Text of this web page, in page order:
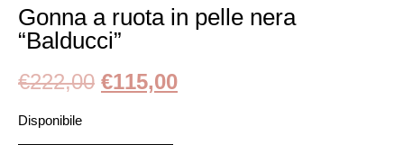
Gonna a ruota in pelle nera
“Balducci”
€222,00 €115,00
Disponibile